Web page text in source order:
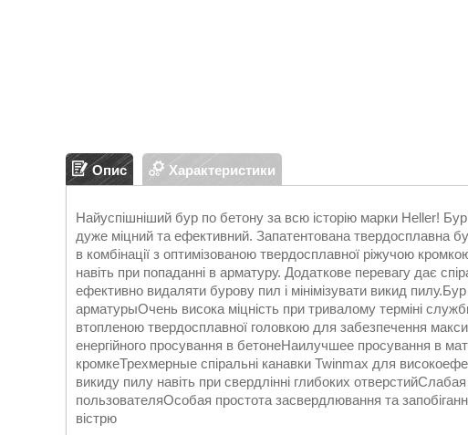
Опис Характеристики
Найуспішніший бур по бетону за всю історію марки Heller!
дуже міцний та ефективний. Запатентована твердосплавна
в комбінації з оптимізованою твердосплавної ріжучою
навіть при попаданні в арматуру. Додаткове перевагу дає
ефективно видаляти бурову пил і мінімізувати викид
арматурыОчень висока міцність при тривалому терміні
втопленою твердосплавної головкою для забезпечення
енергійного просування в бетонеНаилучшее просування в
кромкеТрехмерные спіральні канавки Twinmax для
викиду пилу навіть при свердлінні глибоких
пользователяОсобая простота засвердлювання та
вістрю